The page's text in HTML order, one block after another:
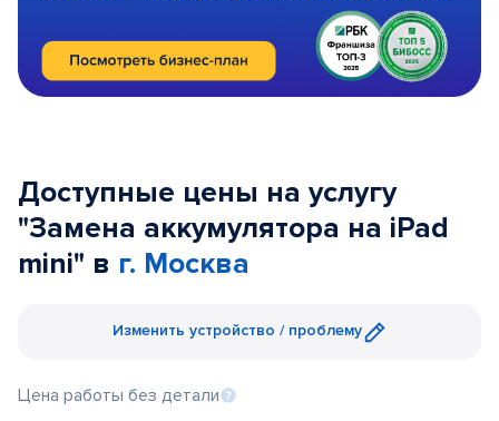
Доступные цены на услугу
"Замена аккумулятора на iPad
mini" в г. Москва
Изменить устройство / проблему
Цена работы без детали